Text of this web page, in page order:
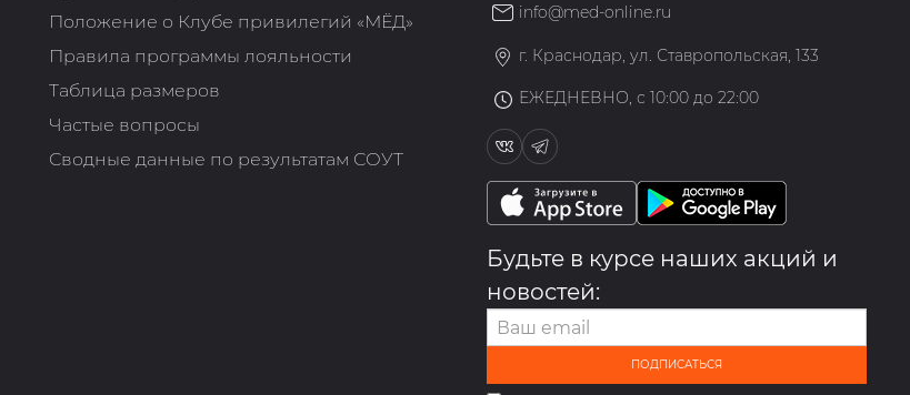
Положение о Клубе привилегий «МЁД»
Правила программы лояльности
Таблица размеров
Частые вопросы
Сводные данные по результатам СОУТ
info@med-online.ru
г. Краснодар, ул. Ставропольская, 133
ЕЖЕДНЕВНО, с 10:00 до 22:00
Будьте в курсе наших акций и
новостей:
ПОДПИСАТЬСЯ